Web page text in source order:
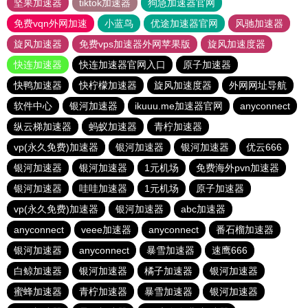
坚果加速器 tiktok加速器
狗急加速器官网
免费vqn外网加速
小蓝鸟 优途加速器官网
风驰加速器
旋风加速器
免费vps加速器外网苹果版
旋风加速度器
快连加速器
快连加速器官网入口
原子加速器
快鸭加速器
快柠檬加速器 旋风加速度器
外网网址导航
软件中心
银河加速器 ikuuu.me加速器官网
anyconnect
纵云梯加速器
蚂蚁加速器
青柠加速器
vp(永久免费)加速器
银河加速器 银河加速器
优云666
银河加速器
银河加速器 1元机场
免费海外pvn加速器
银河加速器
哇哇加速器 1元机场
原子加速器
vp(永久免费)加速器
银河加速器
abc加速器
anyconnect
veee加速器 anyconnect
番石榴加速器
银河加速器
anyconnect 暴雪加速器
速鹰666
白鲸加速器
银河加速器 橘子加速器
银河加速器
蜜蜂加速器
青柠加速器 暴雪加速器
银河加速器